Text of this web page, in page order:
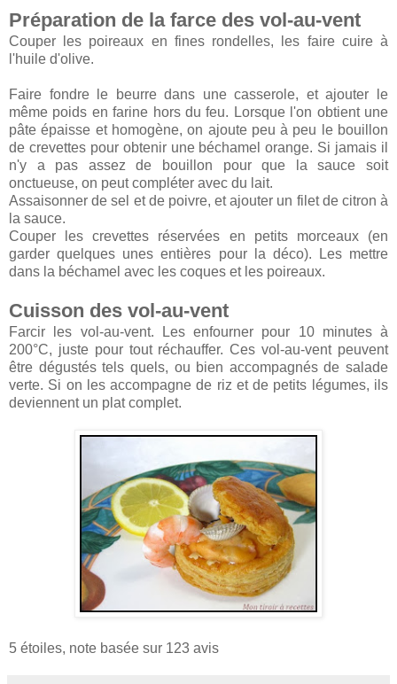
Préparation de la farce des vol-au-vent
Couper les poireaux en fines rondelles, les faire cuire à
l'huile d'olive.
Faire fondre le beurre dans une casserole, et ajouter le
même poids en farine hors du feu. Lorsque l'on obtient une
pâte épaisse et homogène, on ajoute peu à peu le bouillon
de crevettes pour obtenir une béchamel orange. Si jamais il
n'y a pas assez de bouillon pour que la sauce soit
onctueuse, on peut compléter avec du lait.
Assaisonner de sel et de poivre, et ajouter un filet de citron à
la sauce.
Couper les crevettes réservées en petits morceaux (en
garder quelques unes entières pour la déco). Les mettre
dans la béchamel avec les coques et les poireaux.
Cuisson des vol-au-vent
Farcir les vol-au-vent. Les enfourner pour 10 minutes à
200°C, juste pour tout réchauffer. Ces vol-au-vent peuvent
être dégustés tels quels, ou bien accompagnés de salade
verte. Si on les accompagne de riz et de petits légumes, ils
deviennent un plat complet.
5 étoiles, note basée sur 123 avis